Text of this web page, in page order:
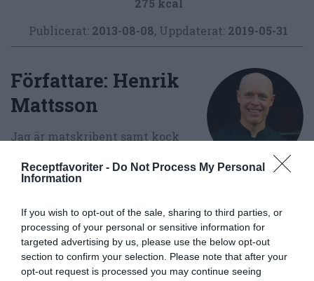
Receptfavoriter - Do Not Process My Personal
Information
If you wish to opt-out of the sale, sharing to third parties, or
processing of your personal or sensitive information for
targeted advertising by us, please use the below opt-out
section to confirm your selection. Please note that after your
opt-out request is processed you may continue seeing
275 kcal
Publicerat: 2013-08-08, Uppdaterat: 2019-05-31
Författare: Henrik
Mattsson
Jag är matskribent samt kock
Måltidsvetenskap från
restauranghögskolan i Grythyttan. På denna sida
smaker - noviser som hemmakockar. Alla recept
har jag provlagat, skrivit och fotat så att du ska
kunna laga dem med bästa resultat hemma. Läs mer
om mig